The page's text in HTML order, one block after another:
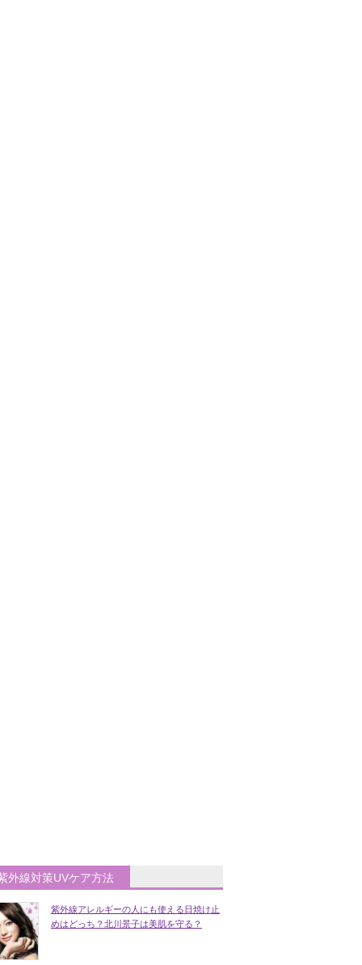
外線対策UVケア方法
紫外線アレルギーの人にも使える日焼け止
めはどっち？北川景子は美肌を守る？